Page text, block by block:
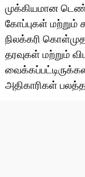
முக்கியமான
கோப்புகள்
நிலக்கரி
தரவுகள் மற்றும்
அதிகாரிகள்